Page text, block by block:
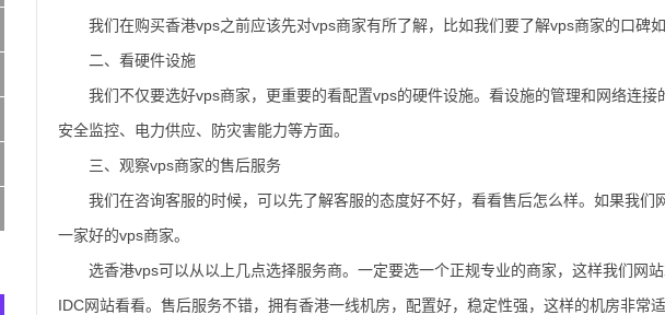
我们在购买香港vps之前应该先对vps商家有所了解，比如我们要了解vps商家的口碑
二、看硬件设施
我们不仅要选好vps商家，更重要的看配置vps的硬件设施。看设施的管理和网络连接
安全监控、电力供应、防灾害能力等方面。
三、观察vps商家的售后服务
我们在咨询客服的时候，可以先了解客服的态度好不好，看看售后怎么样。如果我
一家好的vps商家。
选香港vps可以从以上几点选择服务商。一定要选一个正规专业的商家，这样我们网
IDC网站看看。售后服务不错，拥有香港一线机房，配置好，稳定性强，这样的机房非常